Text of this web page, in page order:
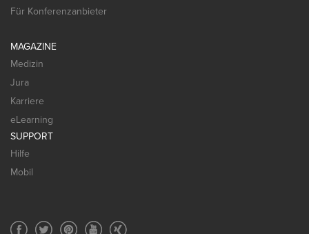
Für Konferenzanbieter
MAGAZINE
Medizin
Jura
Karriere
eLearning
SUPPORT
Hilfe
Mobil